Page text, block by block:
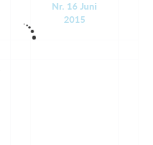
Nr. 16 Juni
2015